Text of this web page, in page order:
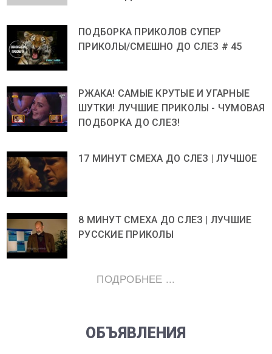
ПОДБОРКА ПРИКОЛОВ СУПЕР
ПРИКОЛЫ/СМЕШНО ДО СЛЕЗ # 45
РЖАКА! САМЫЕ КРУТЫЕ И УГАРНЫЕ
ШУТКИ! ЛУЧШИЕ ПРИКОЛЫ - ЧУМОВАЯ
ПОДБОРКА ДО СЛЕЗ!
17 МИНУТ СМЕХА ДО СЛЕЗ | ЛУЧШОЕ
8 МИНУТ СМЕХА ДО СЛЕЗ | ЛУЧШИЕ
РУССКИЕ ПРИКОЛЫ
ПОДРОБНЕЕ ...
ОБЪЯВЛЕНИЯ